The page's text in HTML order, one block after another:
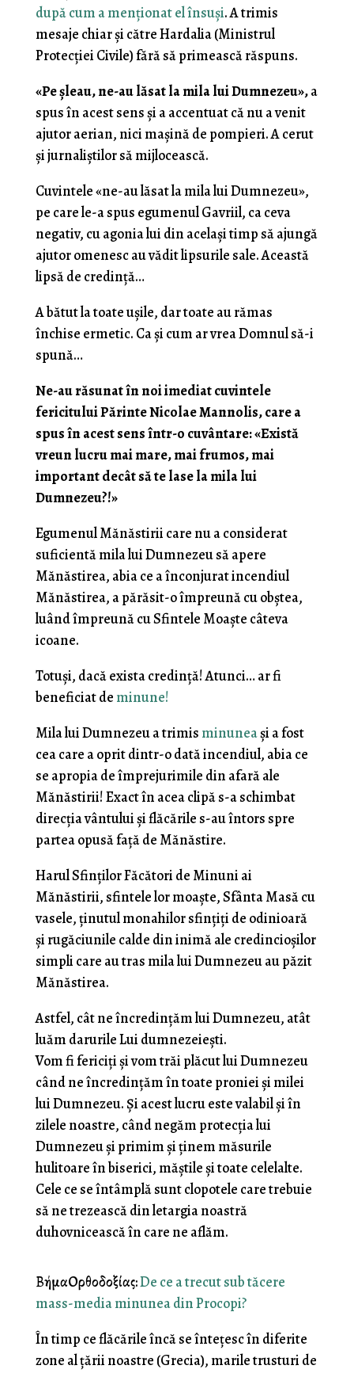
după cum a menționat el însuși. A trimis
mesaje chiar și către Hardalia (Ministrul
Protecției Civile) fără să primească răspuns.
«Pe șleau, ne-au lăsat la mila lui Dumnezeu»,a
spus în acest sens și a accentuat că nu a venit
ajutor aerian, nici mașină de pompieri. A cerut
și jurnaliștilor să mijlocească.
Cuvintele «ne-au lăsat la mila lui Dumnezeu»,
pe care le-a spus egumenul Gavriil, ca ceva
negativ, cu agonia lui din același timp să ajungă
ajutor omenesc au vădit lipsurile sale. Această
lipsă de credință…
A bătut la toate ușile, dar toate au rămas
închise ermetic. Ca și cum ar vrea Domnul să-i
spună…
Ne-au răsunat în noi imediat cuvintele
fericitului Părinte Nicolae Mannolis, care a
spus în acest sens într-o cuvântare: «Există
vreun lucru mai mare, mai frumos, mai
important decât să te lase la mila lui
Dumnezeu?!»
Egumenul Mănăstirii care nu a considerat
suficientă mila lui Dumnezeu să apere
Mănăstirea, abia ce a înconjurat incendiul
Mănăstirea, a părăsit-o împreună cu obștea,
luând împreună cu Sfintele Moaște câteva
icoane.
Totuși, dacă exista credință! Atunci… ar fi
beneficiat de minune!
Mila lui Dumnezeu a trimis minuneași a fost
cea care a oprit dintr-o dată incendiul, abia ce
se apropia de împrejurimile din afară ale
Mănăstirii! Exact în acea clipă s-a schimbat
direcția vântului și flăcările s-au întors spre
partea opusă față de Mănăstire.
Harul Sfinților Făcători de Minuni ai
Mănăstirii, sfintele lor moaște, Sfânta Masă cu
vasele, ținutul monahilor sfințiți de odinioară
și rugăciunile calde din inimă ale credincioșilor
simpli care au tras mila lui Dumnezeu au păzit
Mănăstirea.
Astfel, cât ne încredințăm lui Dumnezeu, atât
luăm darurile Lui dumnezeiești.
Vom fi fericiți și vom trăi plăcut lui Dumnezeu
când ne încredințăm în toate proniei și milei
lui Dumnezeu. Și acest lucru este valabil și în
zilele noastre, când negăm protecția lui
Dumnezeu și primim și ținem măsurile
hulitoare în biserici, măștile și toate celelalte.
Cele ce se întâmplă sunt clopotele care trebuie
să ne trezească din letargia noastră
duhovnicească în care ne aflăm.
ΒήμαΟρθοδοξίας:De ce a trecut sub tăcere
mass-media minunea din Procopi?
În timp ce flăcările încă se întețesc în diferite
zone al țării noastre (Grecia), marile trusturi de